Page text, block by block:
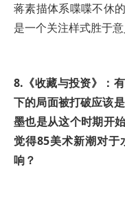
蒋素描体系喋喋不休
是一个关注样式胜于意
8.《收藏与投资》：
下的局面被打破应该
墨也是从这个时期开
觉得85美术新潮对于
响？